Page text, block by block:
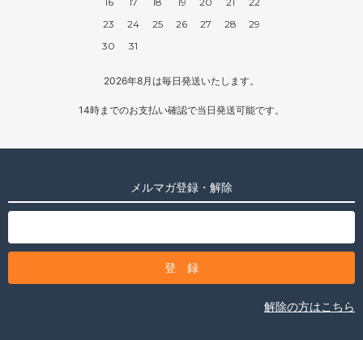
23
24 25 26 27 28
29
30
31
2026年8月は毎日発送いたします。
14時までのお支払い確認で当日発送可能です。
メルマガ登録・解除
解除の方はこちら